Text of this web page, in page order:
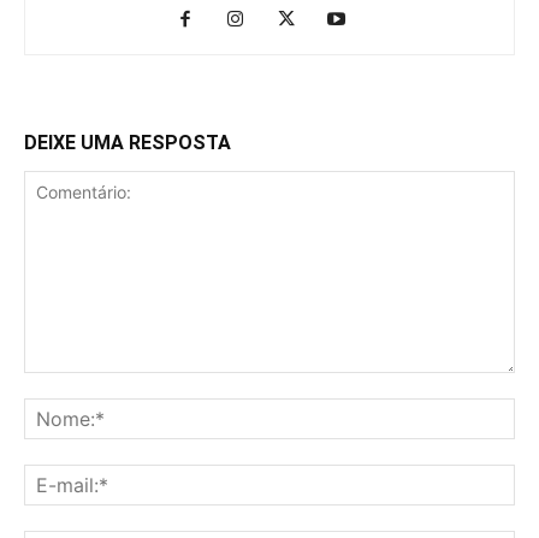
DEIXE UMA RESPOSTA